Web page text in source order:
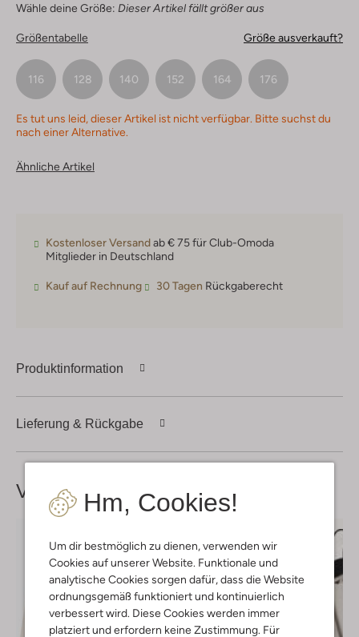
Hm, Cookies!
Um dir bestmöglich zu dienen, verwenden wir
Cookies auf unserer Website. Funktionale und
analytische Cookies sorgen dafür, dass die Website
ordnungsgemäß funktioniert und kontinuierlich
verbessert wird. Diese Cookies werden immer
platziert und erfordern keine Zustimmung. Für
Wähle deine Größe: Dieser Artikel fällt größer aus
Größentabelle Größe ausverkauft?
116 128 140 152 164 176
Es tut uns leid, dieser Artikel ist nicht verfügbar. Bitte suchst du
nach einer Alternative.
Ähnliche Artikel
Kostenloser Versandab € 75 für Club-Omoda
Mitglieder in Deutschland
Kauf auf Rechnung 30 Tagen Rückgaberecht
Produktinformation
Lieferung & Rückgabe
Vervollständige deinen Look